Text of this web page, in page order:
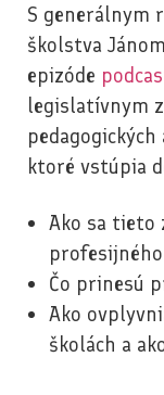
S generálnym
školstva
epizóde
legislatívnym
ktoré vstúpia
Ako sa tieto
Čo prinesú
Ako
školách a